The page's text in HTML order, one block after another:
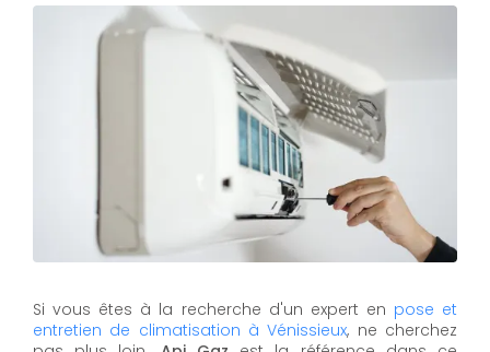
Si vous êtes à la recherche d'un expert en pose et
entretien de climatisation à Vénissieux, ne cherchez